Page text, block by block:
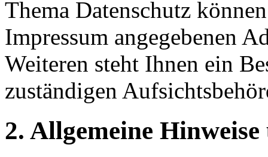
Thema Datenschutz
Impressum angegebenen
Weiteren steht Ihnen ein
zuständigen
2. Allgemeine